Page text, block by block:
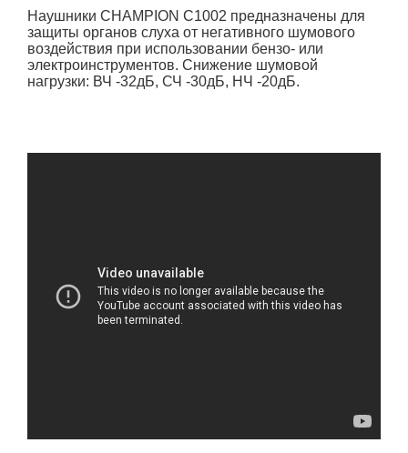
Наушники CHAMPION C1002 предназначены для
защиты органов слуха от негативного шумового
воздействия при использовании бензо- или
электроинструментов. Снижение шумовой
нагрузки: ВЧ -32дБ, СЧ -30дБ, НЧ -20дБ.